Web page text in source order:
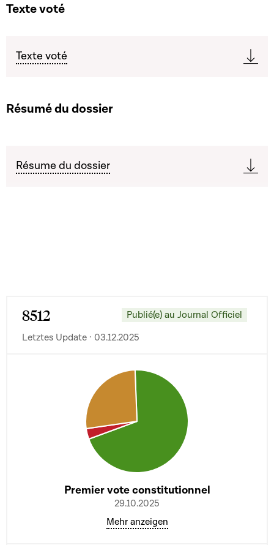
Texte voté
Texte voté
Résumé du dossier
Résume du dossier
8512
Publié(e) au Journal Officiel
Letztes Update · 03.12.2025
Premier vote constitutionnel
29.10.2025
Mehr anzeigen